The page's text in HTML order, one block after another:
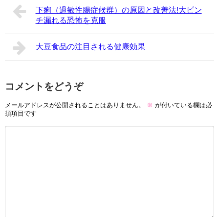
下痢（過敏性腸症候群）の原因と改善法!大ピン
チ漏れる恐怖を克服
大豆食品の注目される健康効果
コメントをどうぞ
メールアドレスが公開されることはありません。 ※ が付いている欄は必
須項目です